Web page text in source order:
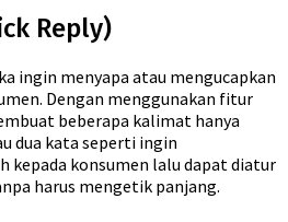
Reply)
ingin menyapa atau mengucapkan
Dengan menggunakan fitur
beberapa kalimat hanya
dua kata seperti ingin
kepada konsumen lalu dapat diatur
harus mengetik panjang.